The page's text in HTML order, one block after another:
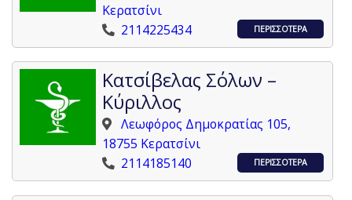
Κερατσίνι
2114225434
ΠΕΡΙΣΣΟΤΕΡΑ
Κατσίβελας Σόλων –
Κύριλλος
Λεωφόρος Δημοκρατίας 105,
18755 Κερατσίνι
2114185140
ΠΕΡΙΣΣΟΤΕΡΑ